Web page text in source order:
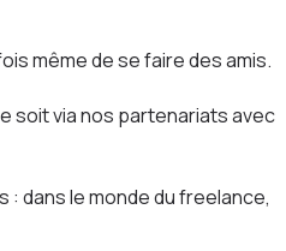
même de se faire des amis.
soit via nos partenariats avec
: dans le monde du freelance,